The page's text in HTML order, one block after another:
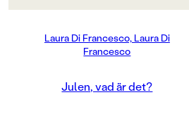
tillsammans med någon man tycker
Den allra första boken om julen
illustrationer av Laura Di
Francesco.
Laura Di Francesco, Laura Di
Francesco
Julen, vad är det?